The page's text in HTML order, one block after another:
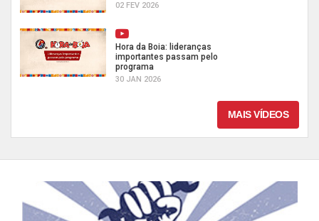
02 FEV 2026
Hora da Boia: lideranças
importantes passam pelo
programa
30 JAN 2026
MAIS VÍDEOS